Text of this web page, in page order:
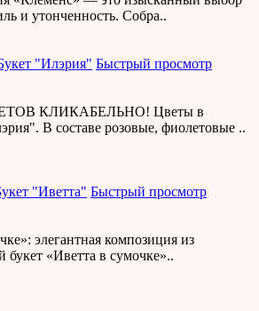
и утонченность. Собра..
Быстрый просмотр
КЛИКАБЕЛЬНО! Цветы в
В составе розовые, фиолетовые ..
Быстрый просмотр
элегантная композиция из
букет «Иветта в сумочке»..